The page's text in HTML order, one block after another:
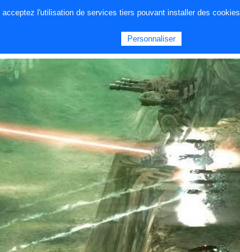
acceptez l'utilisation de services tiers pouvant installer des cookies
Personnaliser